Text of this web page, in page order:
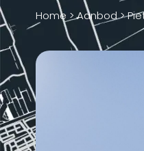
Home >Aanbod>